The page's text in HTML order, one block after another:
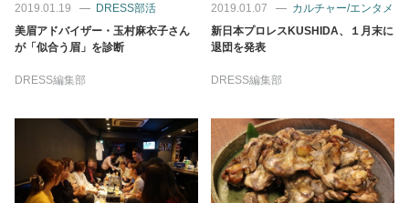
2019.01.19
DRESS部活
美眉アドバイザー・玉村麻衣子さん
が「似合う眉」を診断
DRESS編集部
2019.01.07
カルチャー/エンタメ
新日本プロレスKUSHIDA、１月末に
退団を発表
DRESS編集部